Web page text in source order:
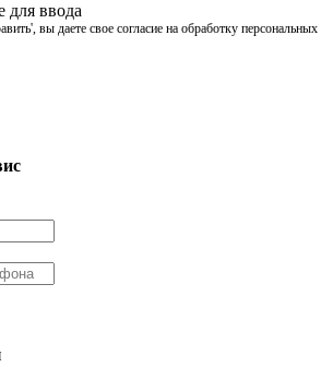
для ввода
вы даете свое согласие на обработку персональных